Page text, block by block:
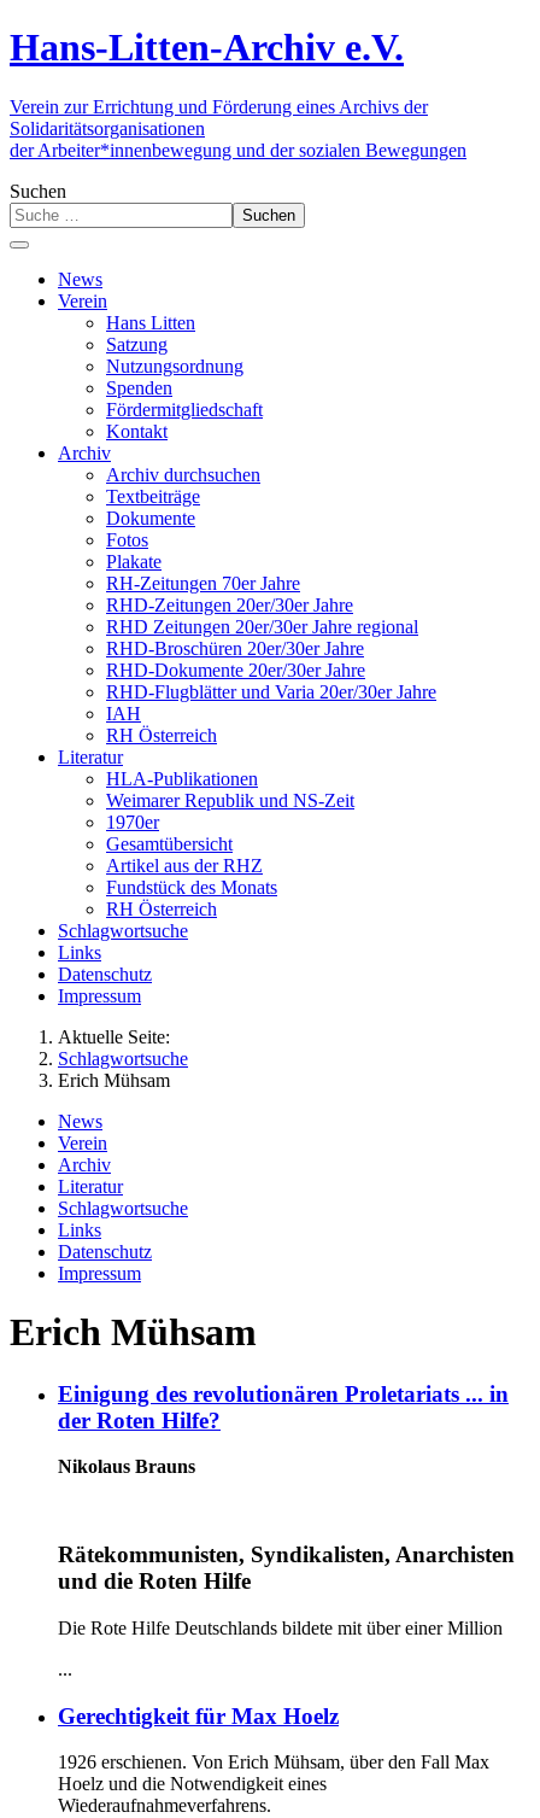
Hans-Litten-Archiv e.V.
Verein zur Errichtung und Förderung eines Archivs der
Solidaritätsorganisationen
der Arbeiter*innenbewegung und der sozialen Bewegungen
Suchen
Suchen
News
Verein
Hans Litten
Satzung
Nutzungsordnung
Spenden
Fördermitgliedschaft
Kontakt
Archiv
Archiv durchsuchen
Textbeiträge
Dokumente
Fotos
Plakate
RH-Zeitungen 70er Jahre
RHD-Zeitungen 20er/30er Jahre
RHD Zeitungen 20er/30er Jahre regional
RHD-Broschüren 20er/30er Jahre
RHD-Dokumente 20er/30er Jahre
RHD-Flugblätter und Varia 20er/30er Jahre
IAH
RH Österreich
Literatur
HLA-Publikationen
Weimarer Republik und NS-Zeit
1970er
Gesamtübersicht
Artikel aus der RHZ
Fundstück des Monats
RH Österreich
Schlagwortsuche
Links
Datenschutz
Impressum
Aktuelle Seite:
Schlagwortsuche
Erich Mühsam
News
Verein
Archiv
Literatur
Schlagwortsuche
Links
Datenschutz
Impressum
Erich Mühsam
Einigung des revolutionären Proletariats ... in
der Roten Hilfe?
Nikolaus Brauns
Rätekommunisten, Syndikalisten, Anarchisten
und die Roten Hilfe
Die Rote Hilfe Deutschlands bildete mit über einer Million
...
Gerechtigkeit für Max Hoelz
1926 erschienen. Von Erich Mühsam, über den Fall Max
Hoelz und die Notwendigkeit eines
Wiederaufnahmeverfahrens.